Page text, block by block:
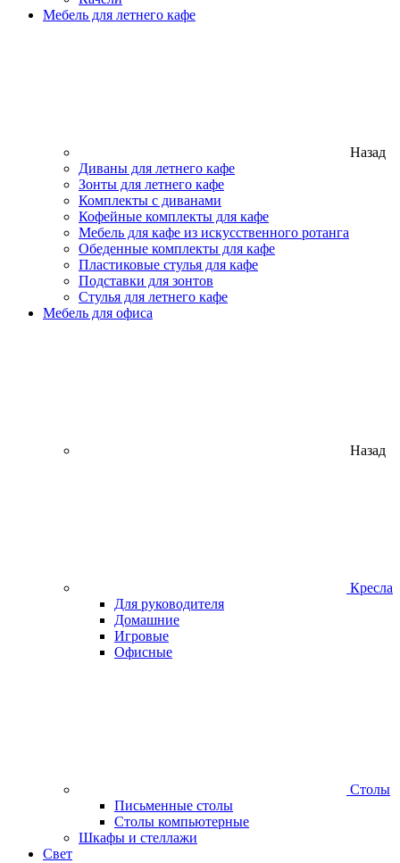
Мебель для летнего кафе
Назад
Диваны для летнего кафе
Зонты для летнего кафе
Комплекты с диванами
Кофейные комплекты для кафе
Мебель для кафе из искусственного ротанга
Обеденные комплекты для кафе
Пластиковые стулья для кафе
Подставки для зонтов
Стулья для летнего кафе
Мебель для офиса
Назад
Кресла
Для руководителя
Домашние
Игровые
Офисные
Столы
Письменные столы
Столы компьютерные
Шкафы и стеллажи
Свет